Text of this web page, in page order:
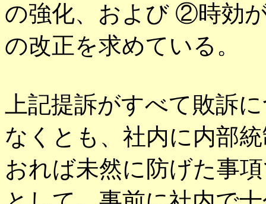
の強化、および ②時効
の改正を求めている。
上記提訴がすべて敗訴
なくとも、社内に内部
おれば未然に防げた事